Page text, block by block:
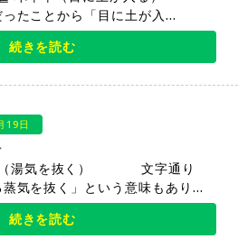
たことから「目に土が入...
続きを読む
19日
（湯気を抜く） 文字通り
蒸気を抜く」という意味もあり...
続きを読む